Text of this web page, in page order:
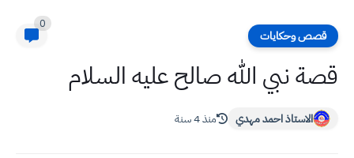
قصص وحكايات
0
قصة نبي الله صالح عليه السلام
الاستاذ احمد مهدي منذ 4 سنة